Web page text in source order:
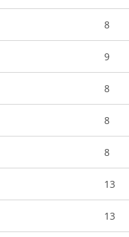
8
9
8
8
8
13
13